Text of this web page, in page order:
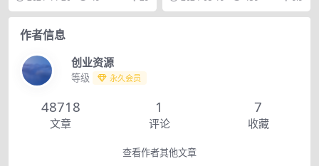
作者信息
创业资源
等级 永久会员
48718
文章
1
评论
7
收藏
查看作者其他文章